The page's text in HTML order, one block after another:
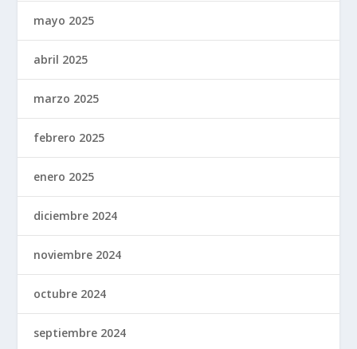
mayo 2025
abril 2025
marzo 2025
febrero 2025
enero 2025
diciembre 2024
noviembre 2024
octubre 2024
septiembre 2024